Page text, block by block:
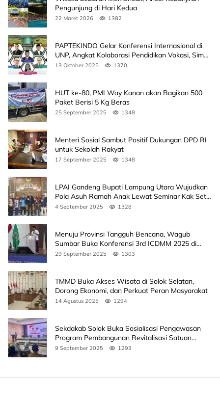
Pengunjung di Hari Kedua
22 Maret 2026 1382
PAPTEKINDO Gelar Konferensi Internasional di
UNP, Angkat Kolaborasi Pendidikan Vokasi, Simak
Agendanya
13 Oktober 2025 1370
HUT ke-80, PMI Way Kanan akan Bagikan 500
Paket Berisi 5 Kg Beras
25 September 2025 1348
Menteri Sosial Sambut Positif Dukungan DPD RI
untuk Sekolah Rakyat
17 September 2025 1348
LPAI Gandeng Bupati Lampung Utara Wujudkan
Pola Asuh Ramah Anak Lewat Seminar Kak Seto,
Ini Jadwalnya
4 September 2025 1328
Menuju Provinsi Tangguh Bencana, Wagub
Sumbar Buka Konferensi 3rd ICDMM 2025 di
Unand
29 September 2025 1303
TMMD Buka Akses Wisata di Solok Selatan,
Dorong Ekonomi, dan Perkuat Peran Masyarakat
14 Agustus 2025 1294
Sekdakab Solok Buka Sosialisasi Pengawasan
Program Pembangunan Revitalisasi Satuan
Pendidikan
9 September 2025 1293